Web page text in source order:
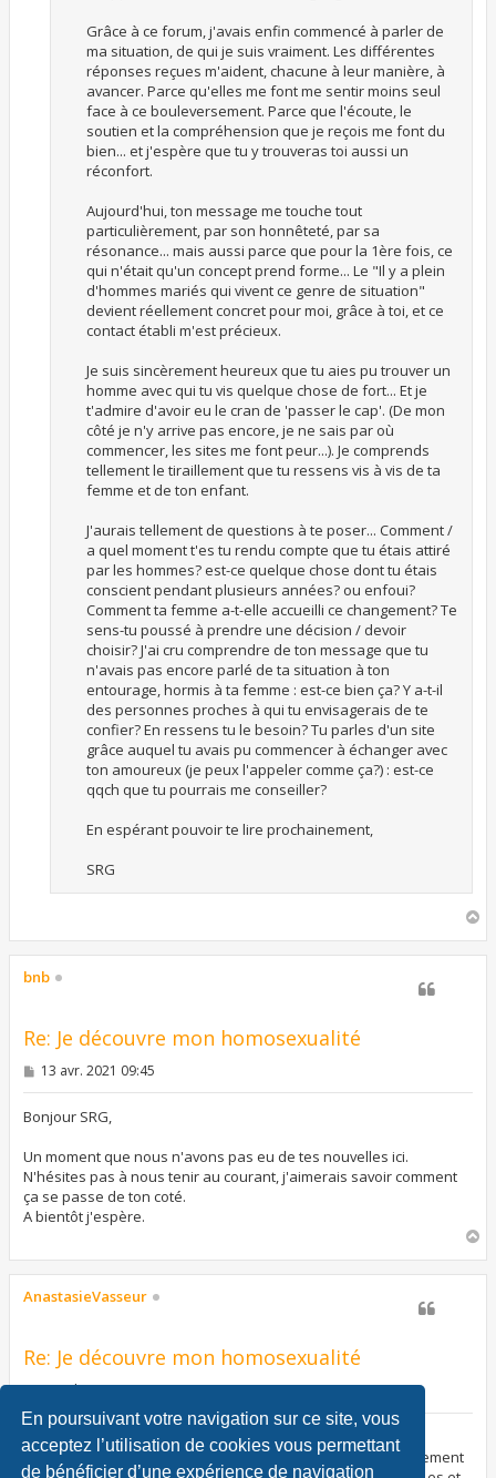
En poursuivant votre navigation sur ce site, vous
acceptez l’utilisation de cookies vous permettant
de bénéficier d’une expérience de navigation
Grâce à ce forum, j'avais enfin commencé à parler de
ma situation, de qui je suis vraiment. Les différentes
réponses reçues m'aident, chacune à leur manière, à
avancer. Parce qu'elles me font me sentir moins seul
face à ce bouleversement. Parce que l'écoute, le
soutien et la compréhension que je reçois me font du
bien... et j'espère que tu y trouveras toi aussi un
réconfort.
Aujourd'hui, ton message me touche tout
particulièrement, par son honnêteté, par sa
résonance... mais aussi parce que pour la 1ère fois, ce
qui n'était qu'un concept prend forme... Le "Il y a plein
d'hommes mariés qui vivent ce genre de situation"
devient réellement concret pour moi, grâce à toi, et ce
contact établi m'est précieux.
Je suis sincèrement heureux que tu aies pu trouver un
homme avec qui tu vis quelque chose de fort... Et je
t'admire d'avoir eu le cran de 'passer le cap'. (De mon
côté je n'y arrive pas encore, je ne sais par où
commencer, les sites me font peur...). Je comprends
tellement le tiraillement que tu ressens vis à vis de ta
femme et de ton enfant.
J'aurais tellement de questions à te poser... Comment /
a quel moment t'es tu rendu compte que tu étais attiré
par les hommes? est-ce quelque chose dont tu étais
conscient pendant plusieurs années? ou enfoui?
Comment ta femme a-t-elle accueilli ce changement? Te
sens-tu poussé à prendre une décision / devoir
choisir? J'ai cru comprendre de ton message que tu
n'avais pas encore parlé de ta situation à ton
entourage, hormis à ta femme : est-ce bien ça? Y a-t-il
des personnes proches à qui tu envisagerais de te
confier? En ressens tu le besoin? Tu parles d'un site
grâce auquel tu avais pu commencer à échanger avec
ton amoureux (je peux l'appeler comme ça?) : est-ce
qqch que tu pourrais me conseiller?
En espérant pouvoir te lire prochainement,
SRG
u
bnb
Re: Je découvre mon homosexualité
M
s
e
13 avr. 2021 09:45
Bonjour SRG,
Un moment que nous n'avons pas eu de tes nouvelles ici.
N'hésites pas à nous tenir au courant, j'aimerais savoir comment
ça se passe de ton coté.
A bientôt j'espère.
a
u
AnastasieVasseur
Re: Je découvre mon homosexualité
M
s
a
g
06 juil. 2025 20:12
Bonjour,
Merci beaucoup pour ta confiance. Ce que tu vis est extrêmement